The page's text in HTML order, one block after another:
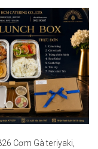
Cơm Gà teriyaki,